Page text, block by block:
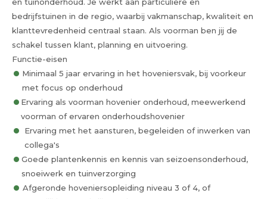
bedrijfstuinen in de regio, waarbij vakmanschap, kwaliteit en
klanttevredenheid centraal staan. Als voorman ben jij de
schakel tussen klant, planning en uitvoering.
Functie-eisen
Minimaal 5 jaar ervaring in het hoveniersvak, bij voorkeur
met focus op onderhoud
Ervaring als voorman hovenier onderhoud, meewerkend
voorman of ervaren onderhoudshovenier
Ervaring met het aansturen, begeleiden of inwerken van
collega's
Goede plantenkennis en kennis van seizoensonderhoud,
snoeiwerk en tuinverzorging
Afgeronde hoveniersopleiding niveau 3 of 4, of